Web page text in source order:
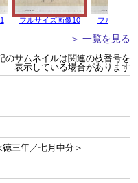
フルサイズ画像10 フルサイズ
＞ 一覧を見る
のサムネイルは関連の枝番号を
表示している場合があります
三年／七月中分＞